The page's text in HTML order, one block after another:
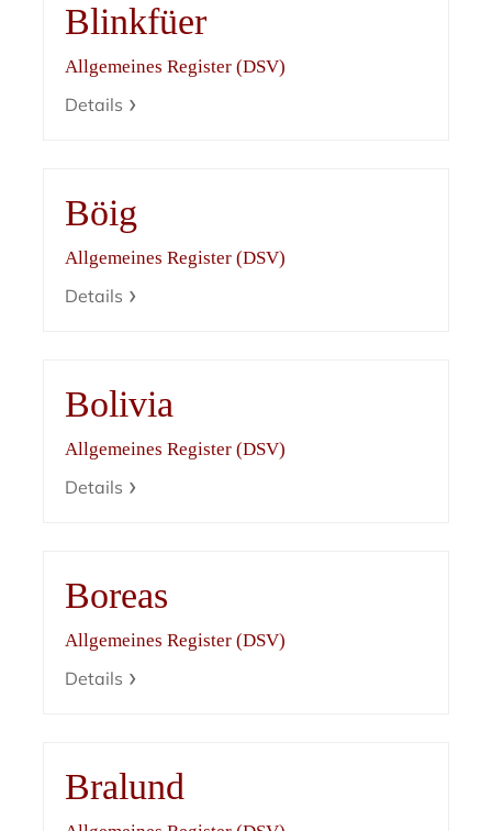
Blinkfüer
Allgemeines Register (DSV)
Details
Böig
Allgemeines Register (DSV)
Details
Bolivia
Allgemeines Register (DSV)
Details
Boreas
Allgemeines Register (DSV)
Details
Bralund